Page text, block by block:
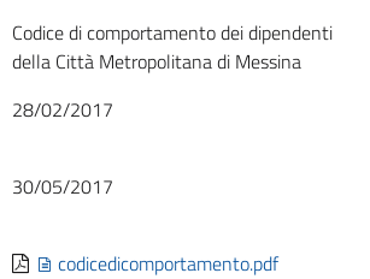
Codice di comportamento dei dipendenti
della Città Metropolitana di Messina
28/02/2017
30/05/2017
codicedicomportamento.pdf